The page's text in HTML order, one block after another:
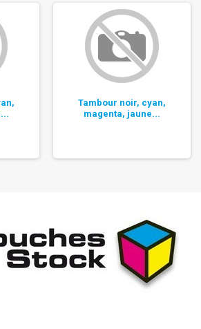
Tambour noir, cyan,
magenta, jaune...